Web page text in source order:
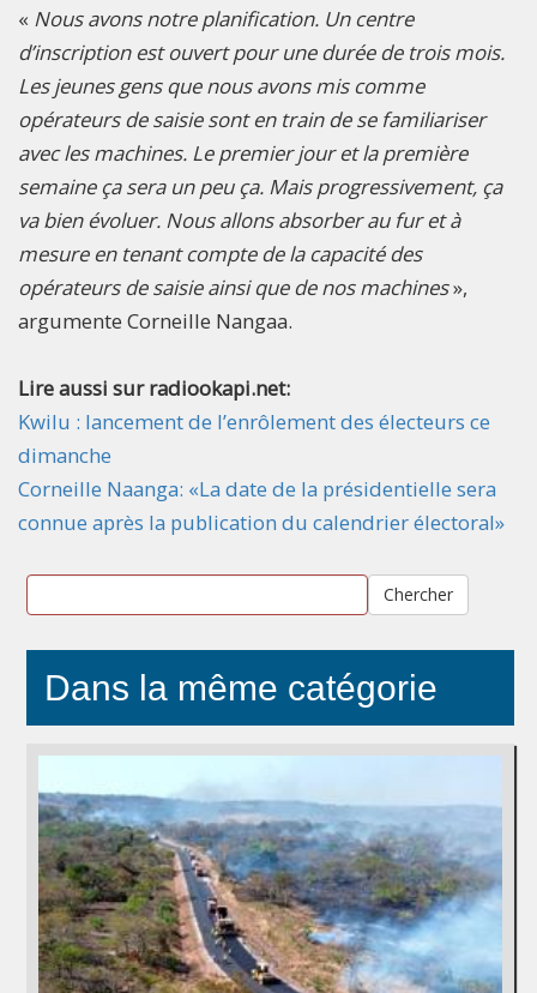
« Nous avons notre planification. Un centre
d’inscription est ouvert pour une durée de trois mois.
Les jeunes gens que nous avons mis comme
opérateurs de saisie sont en train de se familiariser
avec les machines. Le premier jour et la première
semaine ça sera un peu ça. Mais progressivement, ça
va bien évoluer. Nous allons absorber au fur et à
mesure en tenant compte de la capacité des
opérateurs de saisie ainsi que de nos machines»,
argumente Corneille Nangaa.
Lire aussi sur radiookapi.net:
Kwilu : lancement de l’enrôlement des électeurs ce
dimanche
Corneille Naanga: «La date de la présidentielle sera
connue après la publication du calendrier électoral»
Chercher
Dans la même catégorie